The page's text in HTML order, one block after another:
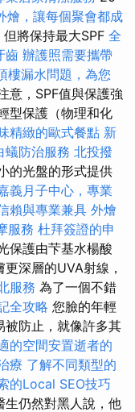
燴，讓每個聚會都成
將保持最大SPF 全
齒 辦護照需要攜帶
樓漏水問題，為您
意，SPF值與保護強
型保護（物理和化
精緻的歐式餐點 新
蟻防治服務 北投撥
的光盤的形式提供
義月子中心，專業
賴與專業兼具 外燴
服務 杜拜簽證的申
保護由芐基水楊酸
深層的UVA射線，
服務 為了一個不錯
全攻略 您臉的年輕
被防止，就像許多其
的空間安置逝者的
療 了解不同類型的
的Local SEO技巧
生仍然對黑人說，他